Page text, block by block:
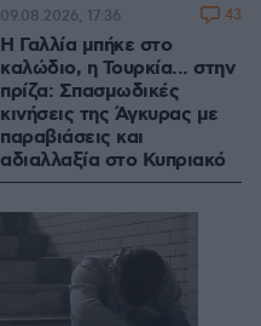
Η Γαλλία μπήκε στο
καλώδιο, η Τουρκία... στην
πρίζα: Σπασμωδικές
κινήσεις της Άγκυρας με
παραβιάσεις και
αδιαλλαξία στο Κυπριακό
09.08.2026, 17:36 43